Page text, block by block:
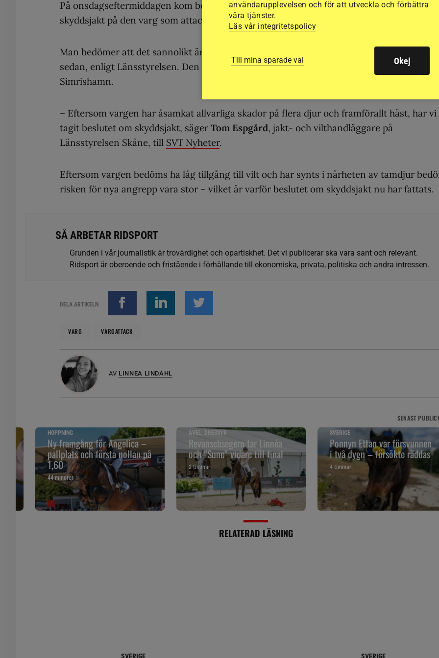
På onsdagseftermiddagen kom beskedet från Länsstyrelsen. Man har tagit beslut om
skyddsjakt på den varg som attackerade ponnyn.
Man bedömer att det sannolikt är samma varg som attackerade en bagge för två veckor
sedan, enligt Länsstyrelsen. Den attacken inträffade på kommungränsen mellan Ystad
Simrishamn.
– Eftersom vargen har åsamkat allvarliga skador på flera djur och framförallt häst, har vi
tagit beslutet om skyddsjakt, säger Tom Espgård, jakt- och vilthandläggare på
Länsstyrelsen Skåne, till SVT Nyheter.
Eftersom vargen bedöms ha låg tillgång till vilt och har synts i närheten av tamdjur
risken för nya angrepp vara stor – vilket är varför beslutet om skyddsjakt nu har fattats.
SÅ ARBETAR RIDSPORT
Grunden i vår journalistik är trovärdighet och opartiskhet. Det vi publicerar ska vara sant och relevant.
Ridsport är oberoende och fristående i förhållande till ekonomiska, privata, politiska och andra intressen.
DELA ARTIKELN
VARG VARGATTACK
AV LINNEA LINDAHL
SENAST
HOPPNING
Ny framgång för Angelica –
pallplats och första nollan på
1,60
44 minuter
AVEL, DRESSYR
Revanschsegern tar Linnéa
och ”Sune” vidare till final
2 timmar
SVERIGE
Ponnyn Ettan var försvunnen
i två dygn – försökte räddas
4 timmar
RELATERAD LÄSNING
SVERIGE SVERIGE
användarupplevelsen och för att utveckla och förbättra
våra tjänster.
Läs vår integritetspolicy
Till mina sparade val Okej